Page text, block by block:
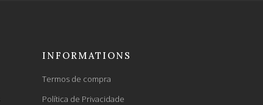
INFORMATIONS
Termos de compra
Política de Privacidade